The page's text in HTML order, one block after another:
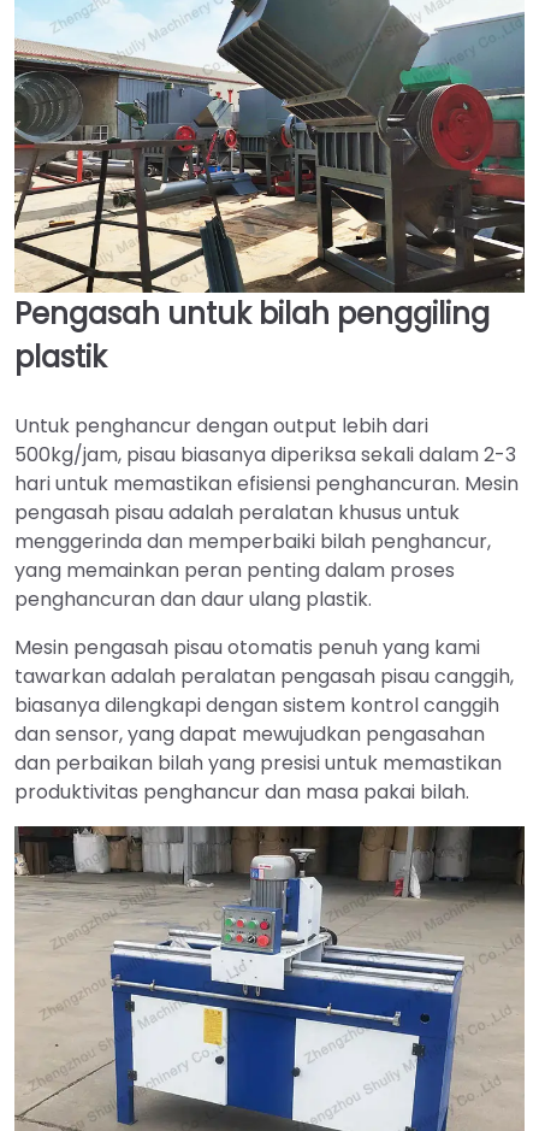
Pengasah untuk bilah penggiling
plastik
Untuk penghancur dengan output lebih dari
500kg/jam, pisau biasanya diperiksa sekali dalam 2-3
hari untuk memastikan efisiensi penghancuran. Mesin
pengasah pisau adalah peralatan khusus untuk
menggerinda dan memperbaiki bilah penghancur,
yang memainkan peran penting dalam proses
penghancuran dan daur ulang plastik.
Mesin pengasah pisau otomatis penuh yang kami
tawarkan adalah peralatan pengasah pisau canggih,
biasanya dilengkapi dengan sistem kontrol canggih
dan sensor, yang dapat mewujudkan pengasahan
dan perbaikan bilah yang presisi untuk memastikan
produktivitas penghancur dan masa pakai bilah.